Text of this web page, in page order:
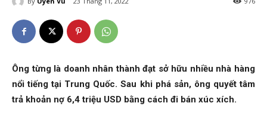
Ông từng là doanh nhân thành đạt sở hữu nhiều nhà hàng
nổi tiếng tại Trung Quốc. Sau khi phá sản, ông quyết tâm
trả khoản nợ 6,4 triệu USD bằng cách đi bán xúc xích.